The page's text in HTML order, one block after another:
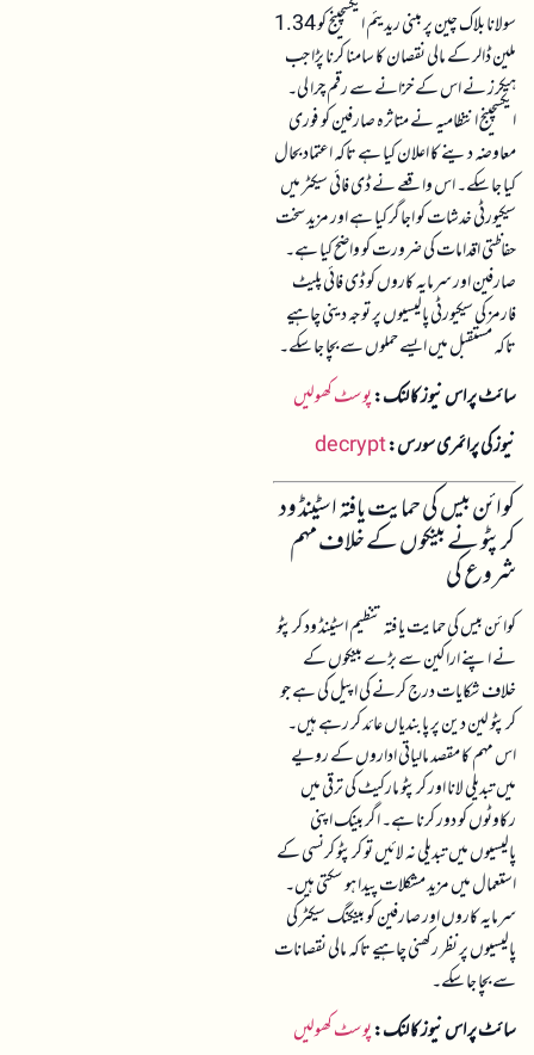
سولانا بلاک چین پر مبنی ریدیئم ایکسچینج کو 1.34
ملین ڈالر کے مالی نقصان کا سامنا کرنا پڑا جب
ہیکرز نے اس کے خزانے سے رقم چرا لی۔
ایکسچینج انتظامیہ نے متاثرہ صارفین کو فوری
معاوضہ دینے کا اعلان کیا ہے تاکہ اعتماد بحال
کیا جا سکے۔ اس واقعے نے ڈی فائی سیکٹر میں
سیکیورٹی خدشات کو اجاگر کیا ہے اور مزید سخت
حفاظتی اقدامات کی ضرورت کو واضح کیا ہے۔
صارفین اور سرمایہ کاروں کو ڈی فائی پلیٹ
فارمز کی سیکیورٹی پالیسیوں پر توجہ دینی چاہیے
تاکہ مستقبل میں ایسے حملوں سے بچا جا سکے۔
سائٹ پر اس نیوز کا لنک:پوسٹ کھولیں
نیوز کی پرائمری سورس:decrypt
کوائن بیس کی حمایت یافتہ اسٹینڈ ود
کرپٹو نے بینکوں کے خلاف مہم
شروع کی
کوائن بیس کی حمایت یافتہ تنظیم اسٹینڈ ود کرپٹو
نے اپنے اراکین سے بڑے بینکوں کے
خلاف شکایات درج کرنے کی اپیل کی ہے جو
کرپٹو لین دین پر پابندیاں عائد کر رہے ہیں۔
اس مہم کا مقصد مالیاتی اداروں کے رویے
میں تبدیلی لانا اور کرپٹو مارکیٹ کی ترقی میں
رکاوٹوں کو دور کرنا ہے۔ اگر بینک اپنی
پالیسیوں میں تبدیلی نہ لائیں تو کرپٹو کرنسی کے
استعمال میں مزید مشکلات پیدا ہو سکتی ہیں۔
سرمایہ کاروں اور صارفین کو بینکنگ سیکٹر کی
پالیسیوں پر نظر رکھنی چاہیے تاکہ مالی نقصانات
سے بچا جا سکے۔
سائٹ پر اس نیوز کا لنک:پوسٹ کھولیں